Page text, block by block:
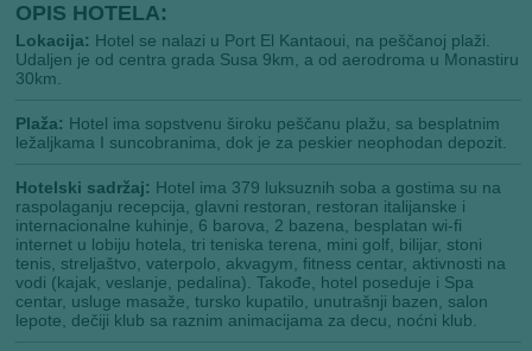
OPIS HOTELA:
Lokacija: Hotel se nalazi u Port El Kantaoui, na peščanoj plaži.
Udaljen je od centra grada Susa 9km, a od aerodroma u Monastiru
30km.
Plaža: Hotel ima sopstvenu široku peščanu plažu, sa besplatnim
ležaljkama I suncobranima, dok je za peskier neophodan depozit.
Hotelski sadržaj: Hotel ima 379 luksuznih soba a gostima su na
raspolaganju recepcija, glavni restoran, restoran italijanske i
internacionalne kuhinje, 6 barova, 2 bazena, besplatan wi-fi
internet u lobiju hotela, tri teniska terena, mini golf, bilijar, stoni
tenis, streljaštvo, vaterpolo, akvagym, fitness centar, aktivnosti na
vodi (kajak, veslanje, pedalina). Takođe, hotel poseduje i Spa
centar, usluge masaže, tursko kupatilo, unutrašnji bazen, salon
lepote, dečiji klub sa raznim animacijama za decu, noćni klub.